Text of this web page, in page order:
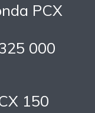
PCX
000
150